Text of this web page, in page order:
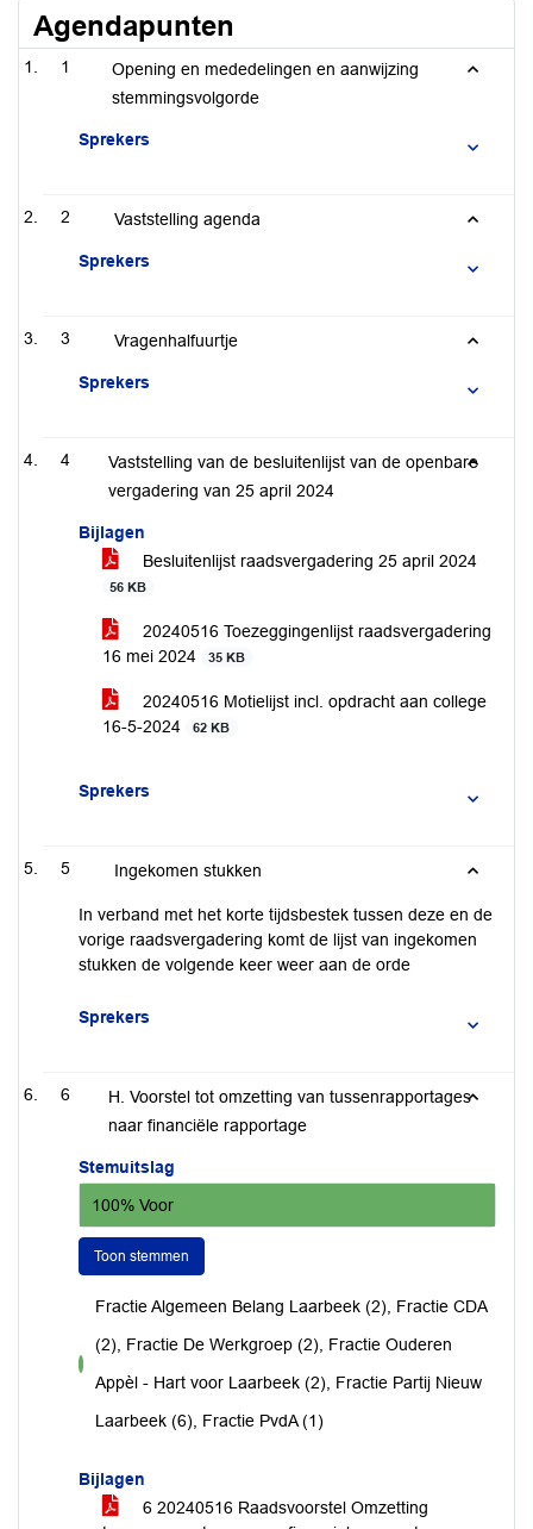
Agendapunten
1
Opening en mededelingen en aanwijzing
stemmingsvolgorde
Sprekers
2 Vaststelling agenda
Sprekers
3 Vragenhalfuurtje
Sprekers
4
Vaststelling van de besluitenlijst van de openbare
vergadering van 25 april 2024
Bijlagen
Besluitenlijst raadsvergadering 25 april 2024
56 KB
20240516 Toezeggingenlijst raadsvergadering
16 mei 2024
35 KB
20240516 Motielijst incl. opdracht aan college
16-5-2024
62 KB
Sprekers
5 Ingekomen stukken
In verband met het korte tijdsbestek tussen deze en de
vorige raadsvergadering komt de lijst van ingekomen
stukken de volgende keer weer aan de orde
Sprekers
6
H. Voorstel tot omzetting van tussenrapportages
naar financiële rapportage
Stemuitslag
100% Voor
Toon stemmen
voor
Fractie Algemeen Belang Laarbeek (2), Fractie CDA
(2), Fractie De Werkgroep (2), Fractie Ouderen
Appèl - Hart voor Laarbeek (2), Fractie Partij Nieuw
Laarbeek (6), Fractie PvdA (1)
Bijlagen
6 20240516 Raadsvoorstel Omzetting